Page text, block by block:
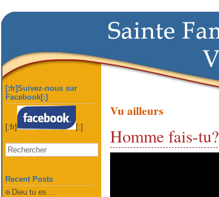
Vu ailleurs
Homme fais-tu?
[:fr]Suivez-nous sur
Facebook[:]
[:fr] [:]
Recent Posts
Dieu tu es…